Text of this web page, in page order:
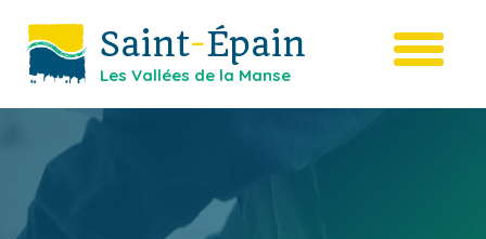
Saint-Épain
Les Vallées de la Manse